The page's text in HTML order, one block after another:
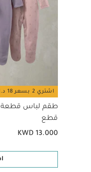
اشتري 2 بسعر 18 د.ك
قطع
KWD 13.000